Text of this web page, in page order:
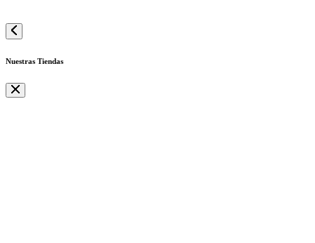
Nuestras Tiendas